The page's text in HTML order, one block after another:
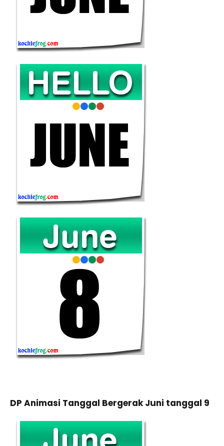
DP Animasi Tanggal Bergerak Juni tanggal 9